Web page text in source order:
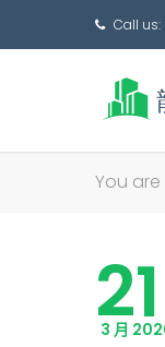
Call
You are
21
3 月